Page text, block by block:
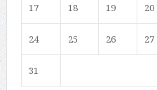
17 18 19 20
24 25 26 27
31